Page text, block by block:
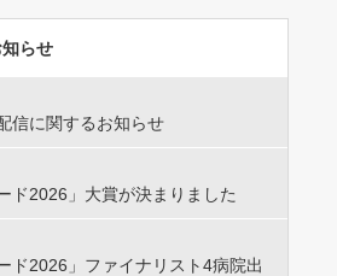
らせ
信に関するお知らせ
ド2026」大賞が決まりました
ド2026」ファイナリスト4病院出